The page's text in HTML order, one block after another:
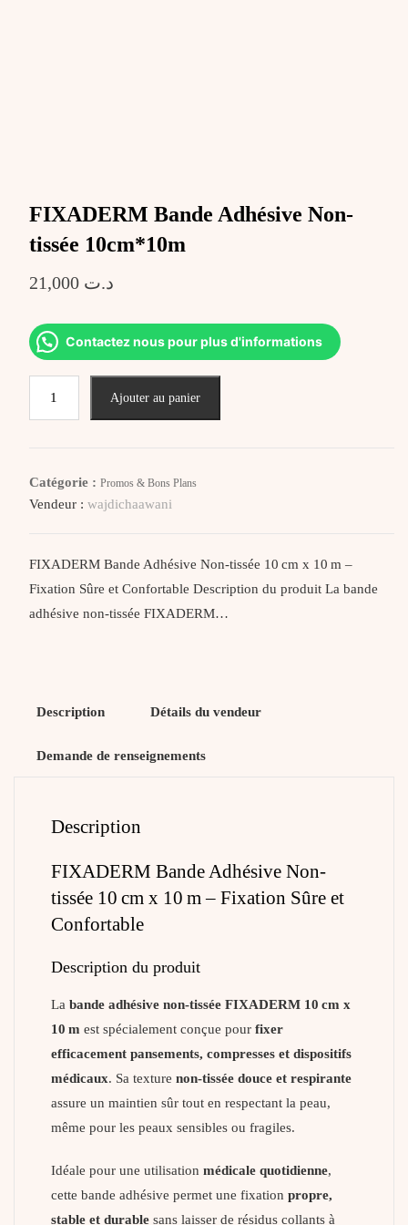
FIXADERM Bande Adhésive Non-
tissée 10cm*10m
د.ت 21,000
Contactez nous pour plus d'informations
Ajouter au panier
Catégorie : Promos & Bons Plans
Vendeur : wajdichaawani
FIXADERM Bande Adhésive Non-tissée 10 cm x 10 m –
Fixation Sûre et Confortable Description du produit La bande
adhésive non-tissée FIXADERM…
Description Détails du vendeur
Demande de renseignements
Description
FIXADERM Bande Adhésive Non-
tissée 10 cm x 10 m – Fixation Sûre et
Confortable
Description du produit
La bande adhésive non-tissée FIXADERM 10 cm x
10 m est spécialement conçue pour fixer
efficacement pansements, compresses et dispositifs
médicaux. Sa texture non-tissée douce et respirante
assure un maintien sûr tout en respectant la peau,
même pour les peaux sensibles ou fragiles.
Idéale pour une utilisation médicale quotidienne,
cette bande adhésive permet une fixation propre,
stable et durable sans laisser de résidus collants à